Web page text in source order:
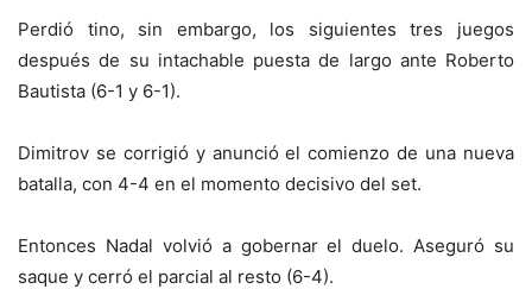
Perdió tino, sin embargo, los siguientes tres juegos
después de su intachable puesta de largo ante Roberto
Bautista (6-1 y 6-1).
Dimitrov se corrigió y anunció el comienzo de una nueva
batalla, con 4-4 en el momento decisivo del set.
Entonces Nadal volvió a gobernar el duelo. Aseguró su
saque y cerró el parcial al resto (6-4).